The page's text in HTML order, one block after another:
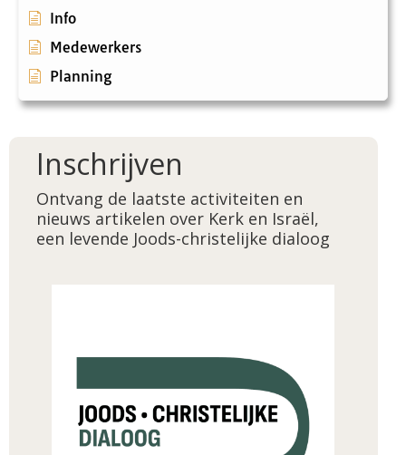
Info
Medewerkers
Planning
Inschrijven
Ontvang de laatste activiteiten en
nieuws artikelen over Kerk en Israël,
een levende Joods-christelijke dialoog